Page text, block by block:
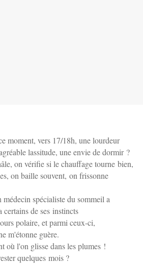
moment, vers 17/18h, une lourdeur
lassitude, une envie de dormir ?
on vérifie si le chauffage tourne bien,
on baille souvent, on frissonne
spécialiste du sommeil a
de ses instincts
polaire, et parmi ceux-ci,
m'étonne guère.
où l'on glisse dans les plumes !
quelques mois ?